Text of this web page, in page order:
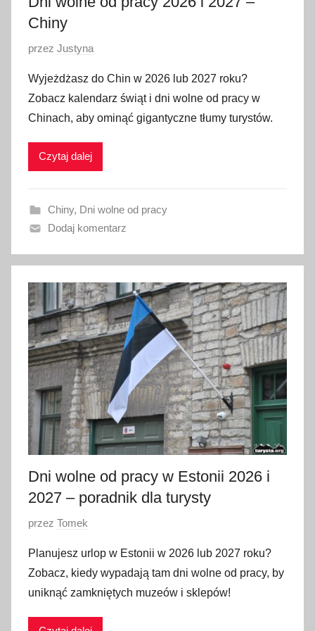
Chiny
O
u
b
l
i
a
n
2
l
i
p
c
a
2
0
2
6
przez Justyna
Wyjeżdżasz do Chin w 2026 lub 2027 roku?
Zobacz kalendarz świąt i dni wolne od pracy w
Chinach, aby ominąć gigantyczne tłumy turystów.
Czytaj dalej
Chiny, Dni wolne od pracy
Dodaj komentarz
Dni wolne od pracy w Estonii 2026 i
2027 – poradnik dla turysty
O
u
b
l
i
przez Tomek
Planujesz urlop w Estonii w 2026 lub 2027 roku?
Zobacz, kiedy wypadają tam dni wolne od pracy, by
uniknąć zamkniętych muzeów i sklepów!